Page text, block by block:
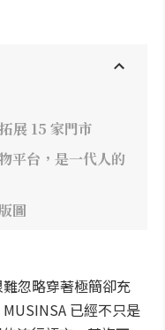
展 15 家門市
平台，是一代人的
圖
忽略穿著極簡卻充
已經不只是